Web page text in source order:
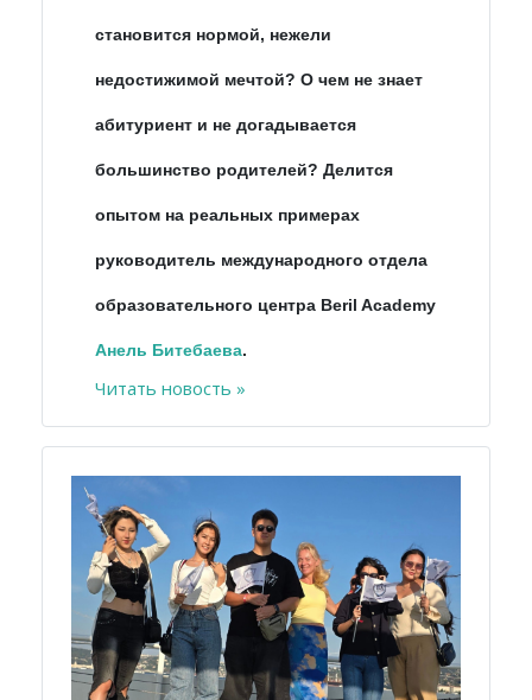
становится нормой, нежели
недостижимой мечтой? О чем не знает
абитуриент и не догадывается
большинство родителей? Делится
опытом на реальных примерах
руководитель международного отдела
образовательного центра Beril Academy
Анель Битебаева.
Читать новость »